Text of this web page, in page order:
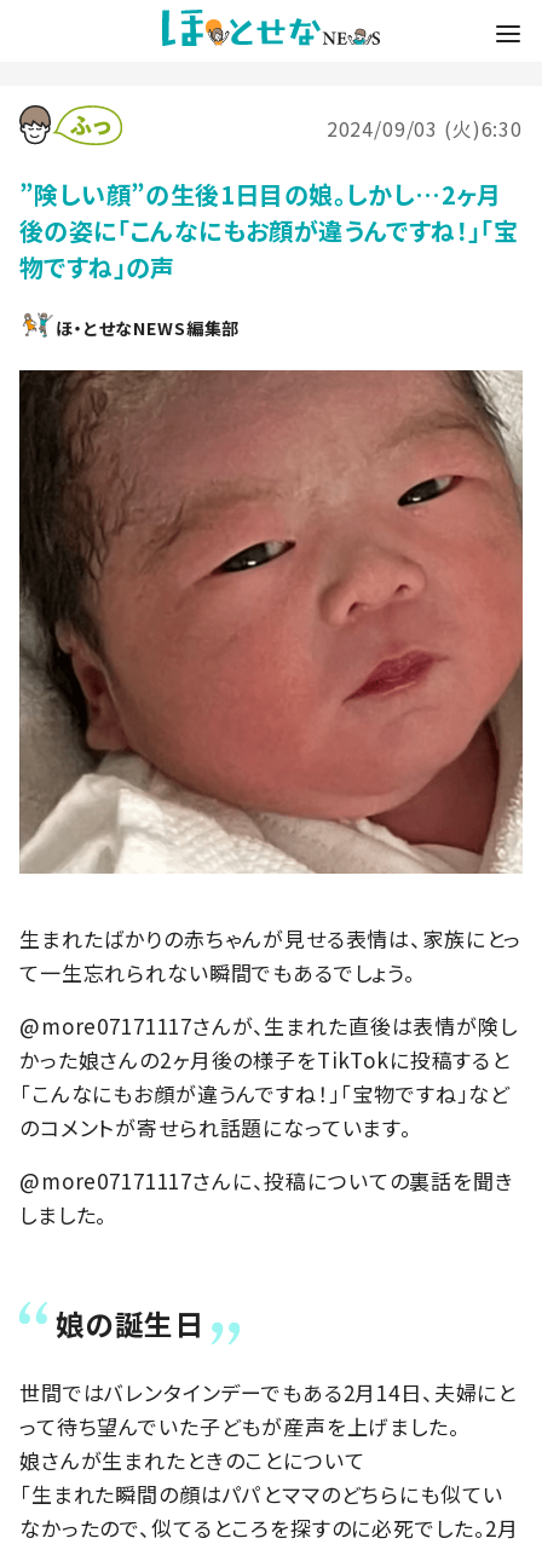
2024/09/03 (火)6:30
”険しい顔”の生後1日目の娘。しかし…2ヶ月
後の姿に「こんなにもお顔が違うんですね！」「宝
物ですね」の声
ほ・とせなNEWS編集部
生まれたばかりの赤ちゃんが見せる表情は、家族にとっ
て一生忘れられない瞬間でもあるでしょう。
@more07171117さんが、生まれた直後は表情が険し
かった娘さんの2ヶ月後の様子をTikTokに投稿すると
「こんなにもお顔が違うんですね！」「宝物ですね」など
のコメントが寄せられ話題になっています。
@more07171117さんに、投稿についての裏話を聞き
しました。
娘の誕生日
世間ではバレンタインデーでもある2月14日、夫婦にと
って待ち望んでいた子どもが産声を上げました。
娘さんが生まれたときのことについて
「生まれた瞬間の顔はパパとママのどちらにも似てい
なかったので、似てるところを探すのに必死でした。2月